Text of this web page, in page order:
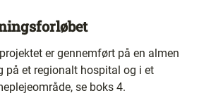
er gennemført på en almen
på et regionalt hospital og i et
se boks 4.